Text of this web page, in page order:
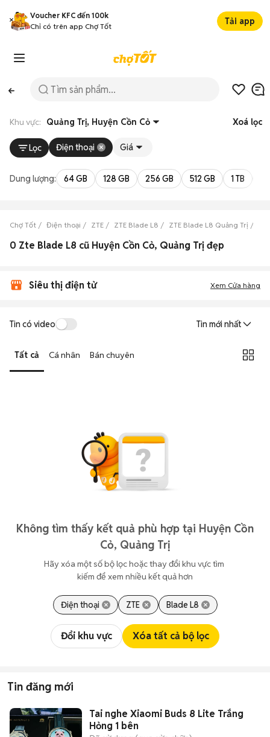
Voucher KFC đến 100k
Chỉ có trên app Chợ Tốt
Tải app
Khu vực: Quảng Trị, Huyện Cồn Cỏ Xoá lọc
Lọc Điện thoại Giá
Dung lượng: 64 GB 128 GB 256 GB 512 GB 1 TB
Chợ Tốt Điện thoại ZTE ZTE Blade L8 ZTE Blade L8 Quảng Trị
0 Zte Blade L8 cũ Huyện Cồn Cỏ, Quảng Trị đẹp
Siêu thị điện tử Xem Cửa hàng
Tin có video Tin mới nhất
Tất cả Cá nhân Bán chuyên
Không tìm thấy kết quả phù hợp tại Huyện Cồn
Cỏ, Quảng Trị
Hãy xóa một số bộ lọc hoặc thay đổi khu vực tìm
kiếm để xem nhiều kết quả hơn
Điện thoại ZTE Blade L8
Đổi khu vực Xóa tất cả bộ lọc
Tin đăng mới
Tai nghe Xiaomi Buds 8 Lite Trắng
Hỏng 1 bên